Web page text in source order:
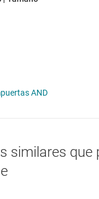
AND
similares que